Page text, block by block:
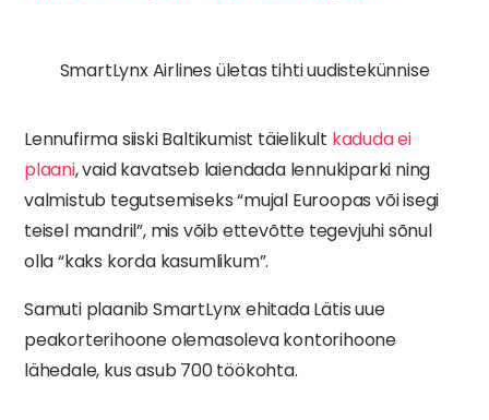
SmartLynx Airlines ületas tihti uudistekünnise
Lennufirma siiski Baltikumist täielikult kaduda ei
plaani, vaid kavatseb laiendada lennukiparki ning
valmistub tegutsemiseks “mujal Euroopas või isegi
teisel mandril”, mis võib ettevõtte tegevjuhi sõnul
olla “kaks korda kasumlikum”.
Samuti plaanib SmartLynx ehitada Lätis uue
peakorterihoone olemasoleva kontorihoone
lähedale, kus asub 700 töökohta.